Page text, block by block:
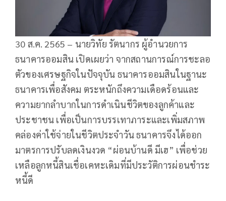
30 ส.ค. 2565 – นายวิทัย รัตนากร ผู้อำนวยการ
ธนาคารออมสิน เปิดเผยว่า จากสถานการณ์การชะลอ
ตัวของเศรษฐกิจในปัจจุบัน ธนาคารออมสินในฐานะ
ธนาคารเพื่อสังคม ตระหนักถึงความเดือดร้อนและ
ความยากลำบากในการดำเนินชีวิตของลูกค้าและ
ประชาชน เพื่อเป็นการบรรเทาภาระและเพิ่มสภาพ
คล่องค่าใช้จ่ายในชีวิตประจำวัน ธนาคารจึงได้ออก
มาตรการปรับลดเงินงวด “ผ่อนบ้านดี มีเฮ” เพื่อช่วย
เหลือลูกหนี้สินเชื่อเคหะเดิมที่มีประวัติการผ่อนชำระ
หนี้ดี